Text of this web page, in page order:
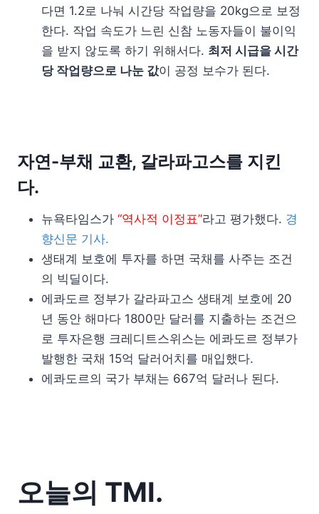
다면 1.2로 나눠 시간당 작업량을 20kg으로 보정
한다. 작업 속도가 느린 신참 노동자들이 불이익
을 받지 않도록 하기 위해서다. 최저 시급을 시간
당 작업량으로 나눈 값이 공정 보수가 된다.
자연-부채 교환, 갈라파고스를 지킨
다.
뉴욕타임스가 “역사적 이정표”라고 평가했다. 경
향신문 기사.
생태계 보호에 투자를 하면 국채를 사주는 조건
의 빅딜이다.
에콰도르 정부가 갈라파고스 생태계 보호에 20
년 동안 해마다 1800만 달러를 지출하는 조건으
로 투자은행 크레디트스위스는 에콰도르 정부가
발행한 국채 15억 달러어치를 매입했다.
에콰도르의 국가 부채는 667억 달러나 된다.
오늘의 TMI.